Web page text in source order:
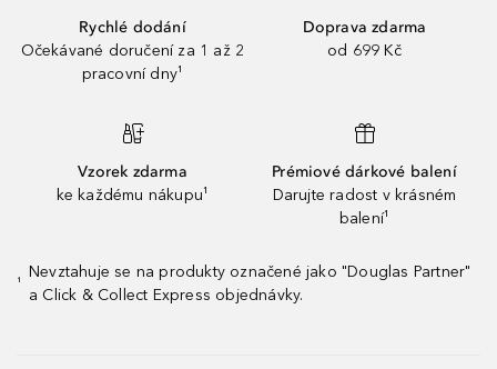
Rychlé dodání
Očekávané doručení za 1 až 2
pracovní dny¹
Doprava zdarma
od 699 Kč
Vzorek zdarma
ke každému nákupu¹
Prémiové dárkové balení
Darujte radost v krásném
balení¹
¹
Nevztahuje se na produkty označené jako "Douglas Partner"
a Click & Collect Express objednávky.